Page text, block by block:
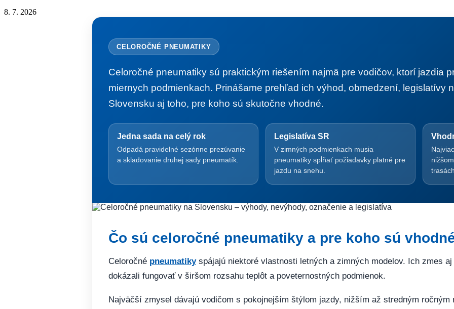
8. 7. 2026
CELOROČNÉ PNEUMATIKY
Celoročné pneumatiky sú praktickým riešením najmä pre vodičov, ktorí jazdia
miernych podmienkach. Prinášame prehľad ich výhod, obmedzení, legislatívy
Slovensku aj toho, pre koho sú skutočne vhodné.
Jedna sada na celý rok
Odpadá pravidelné sezónne prezúvanie
a skladovanie druhej sady pneumatík.
Legislatíva SR
V zimných podmienkach musia
pneumatiky spĺňať požiadavky platné pre
jazdu na snehu.
Čo sú celoročné pneumatiky a pre koho sú
Celoročné pneumatikyspájajú niektoré vlastnosti letných a zimných modelov. Ich zmes
dokázali fungovať v širšom rozsahu teplôt a poveternostných podmienok.
Najväčší zmysel dávajú vodičom s pokojnejším štýlom jazdy, nižším až stredným ročným